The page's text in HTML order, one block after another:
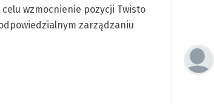
wzmocnienie pozycji Twisto
zarządzaniu